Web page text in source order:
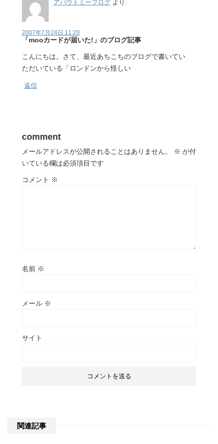
アバウトミーブログ より:
2007年7月24日 11:20
「mooカードが届いた!」のブログ記事
こんにちは。さて、最近あちこちのブログで書いてい
ただいている「ロンドンから怪しい
返信
comment
メールアドレスが公開されることはありません。 ※ が付
いている欄は必須項目です
コメント ※
名前 ※
メール ※
サイト
関連記事